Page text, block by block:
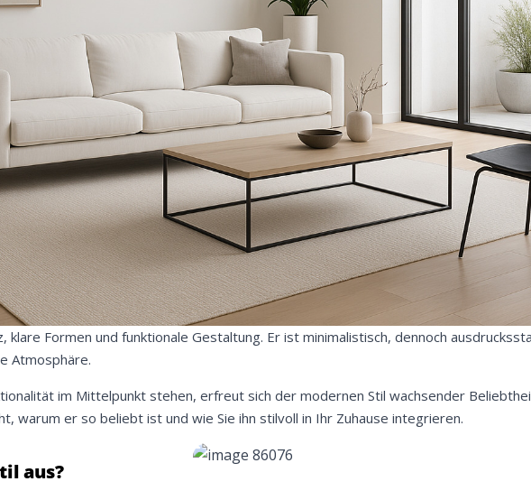
Formen und funktionale Gestaltung. Er ist minimalistisch, dennoch
Atmosphäre.
im Mittelpunkt stehen, erfreut sich der modernen Stil wachsender
warum er so beliebt ist und wie Sie ihn stilvoll in Ihr Zuhause integrieren.
aus?